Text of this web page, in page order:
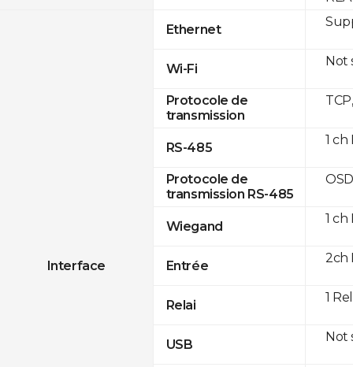
Interface
Ethernet
Wi-Fi
Protocole de
transmission
RS-485
Protocole de
transmission RS-485
Wiegand
Entrée
Relai
USB
Not
1 ch
1
2ch
1
Not